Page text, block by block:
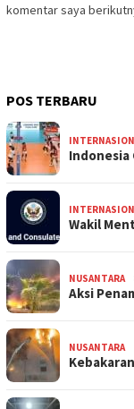
komentar saya
POS TERBARU
Indonesia
Wakil
NUSANTARA
Aksi
NUSANTARA